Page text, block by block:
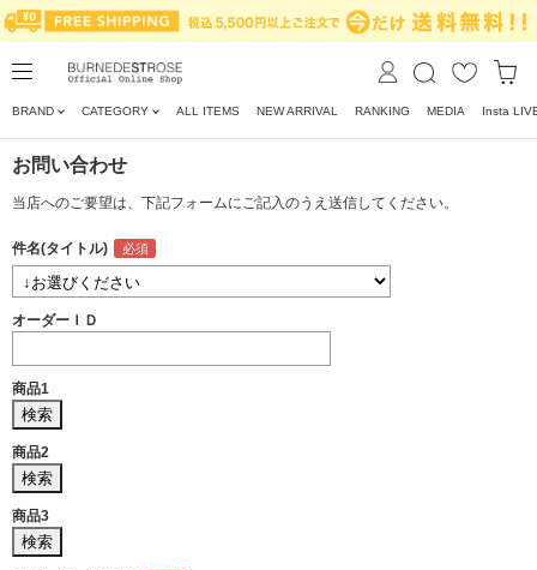
BRAND CATEGORY ALL ITEMS NEW ARRIVAL RANKING MEDIA Insta
お問い合わせ
当店へのご要望は、下記フォームにご記入のうえ送信してください。
件名(タイトル)
オーダーＩＤ
商品1
商品2
商品3